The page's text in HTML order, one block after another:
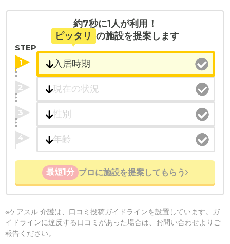
約7秒に1人が利用！
ピッタリ の施設を提案します
STEP
1
2
3
4
最短1分 プロに施設を提案してもらう
※ケアスル 介護は、 口コミ投稿ガイドラインを設置しています。ガ
イドラインに違反する口コミがあった場合は、お問い合わせよりご
報告ください。